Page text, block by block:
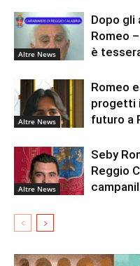
Altre News
Dopo gli
Romeo
è
Altre News
Romeo
progetti
futuro a
Altre News
Seby
Reggio